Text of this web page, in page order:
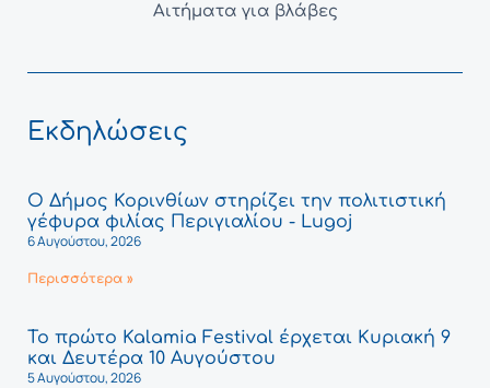
Αιτήματα για βλάβες
Εκδηλώσεις
Ο Δήμος Κορινθίων στηρίζει την πολιτιστική
γέφυρα φιλίας Περιγιαλίου - Lugoj
6 Αυγούστου, 2026
Περισσότερα »
Το πρώτο Kalamia Festival έρχεται Κυριακή 9
και Δευτέρα 10 Αυγούστου
5 Αυγούστου, 2026